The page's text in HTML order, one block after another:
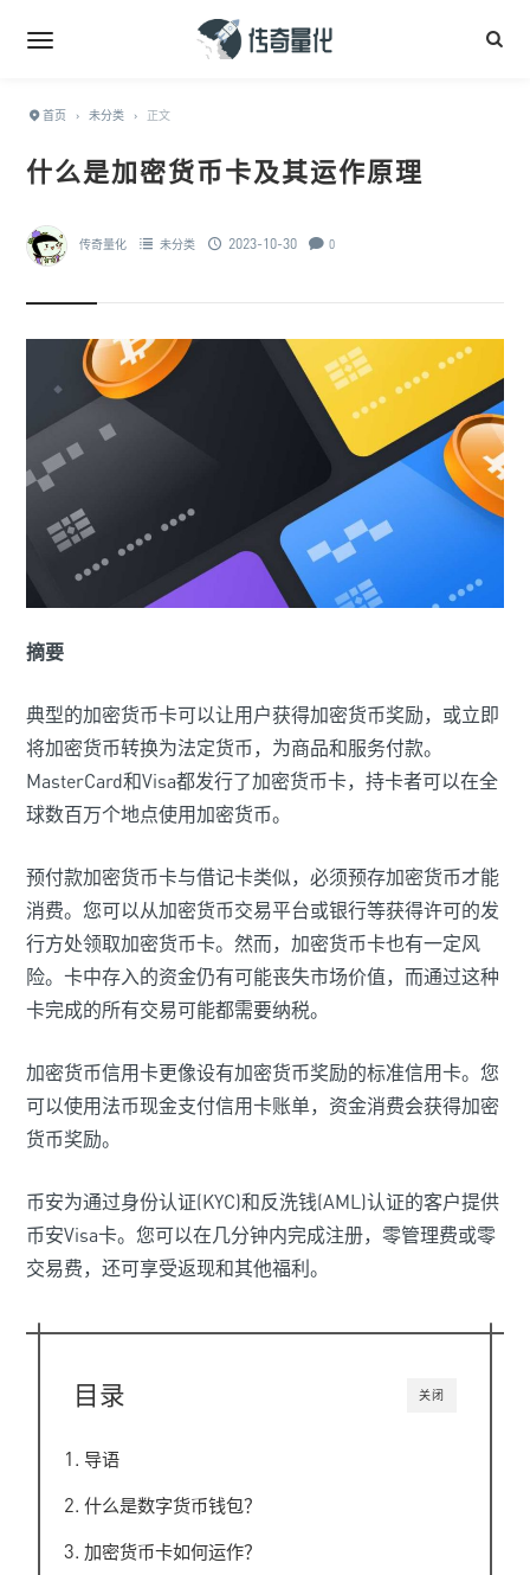
首页 › 未分类 › 正文
什么是加密货币卡及其运作原理
传奇量化 未分类 2023-10-30 0
摘要
典型的加密货币卡可以让用户获得加密货币奖励，或立即
将加密货币转换为法定货币，为商品和服务付款。
MasterCard和Visa都发行了加密货币卡，持卡者可以在全
球数百万个地点使用加密货币。
预付款加密货币卡与借记卡类似，必须预存加密货币才能
消费。您可以从加密货币交易平台或银行等获得许可的发
行方处领取加密货币卡。然而，加密货币卡也有一定风
险。卡中存入的资金仍有可能丧失市场价值，而通过这种
卡完成的所有交易可能都需要纳税。
加密货币信用卡更像设有加密货币奖励的标准信用卡。您
可以使用法币现金支付信用卡账单，资金消费会获得加密
货币奖励。
币安为通过身份认证(KYC)和反洗钱(AML)认证的客户提供
币安Visa卡。您可以在几分钟内完成注册，零管理费或零
交易费，还可享受返现和其他福利。
关闭
目录
导语
什么是数字货币钱包？
加密货币卡如何运作？